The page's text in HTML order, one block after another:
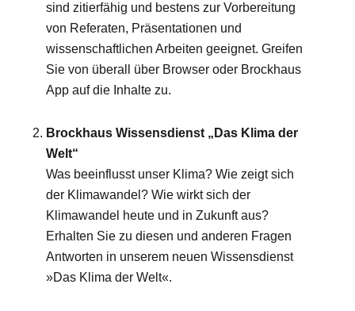
sind zitierfähig und bestens zur Vorbereitung
von Referaten, Präsentationen und
wissenschaftlichen Arbeiten geeignet. Greifen
Sie von überall über Browser oder Brockhaus
App auf die Inhalte zu.
Brockhaus Wissensdienst „Das Klima der
Welt“
Was beeinflusst unser Klima? Wie zeigt sich
der Klimawandel? Wie wirkt sich der
Klimawandel heute und in Zukunft aus?
Erhalten Sie zu diesen und anderen Fragen
Antworten in unserem neuen Wissensdienst
»Das Klima der Welt«.